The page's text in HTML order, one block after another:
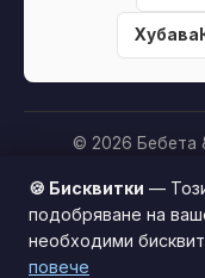
© 2026 Бебета
Партньорско
съдържа
продукт през тях,
Този сайт
🍪 Бисквитки —
подобряване на
необходими
повече